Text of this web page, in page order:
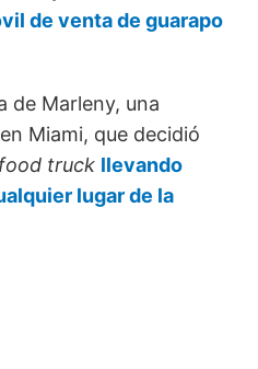
de venta de guarapo
de Marleny, una
Miami, que decidió
food truck llevando
lugar de la